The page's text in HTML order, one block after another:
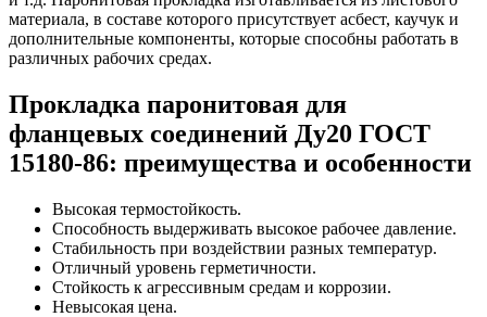
материала, в составе которого присутствует асбест, каучук и
дополнительные компоненты, которые способны работать в
различных рабочих средах.
Прокладка паронитовая для
фланцевых соединений Ду20 ГОСТ
15180-86: преимущества и особенности
Высокая термостойкость.
Способность выдерживать высокое рабочее давление.
Стабильность при воздействии разных температур.
Отличный уровень герметичности.
Стойкость к агрессивным средам и коррозии.
Невысокая цена.